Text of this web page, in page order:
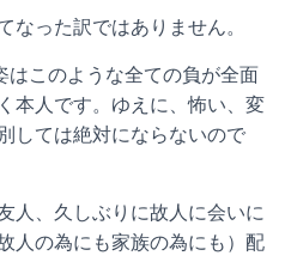
った訳ではありません。
このような全ての負が全面
本人です。ゆえに、怖い、変
しては絶対にならないので
人、久しぶりに故人に会いに
人の為にも家族の為にも）配